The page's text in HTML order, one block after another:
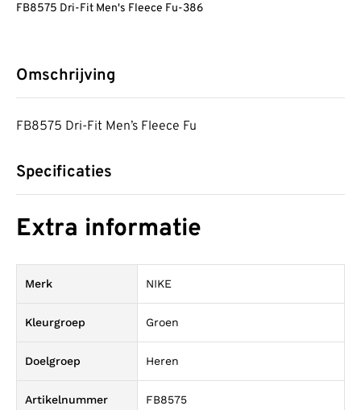
FB8575 Dri-Fit Men's Fleece Fu-386
Omschrijving
FB8575 Dri-Fit Men’s Fleece Fu
Specificaties
Extra informatie
Merk NIKE
Kleurgroep Groen
Doelgroep Heren
Artikelnummer FB8575